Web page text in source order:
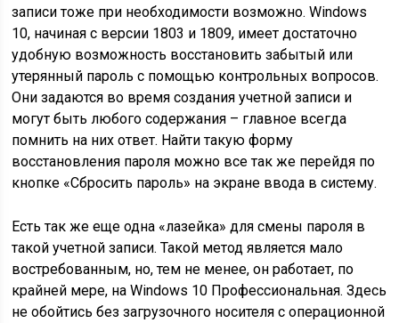
записи тоже при необходимости возможно. Windows
10, начиная с версии 1803 и 1809, имеет достаточно
удобную возможность восстановить забытый или
утерянный пароль с помощью контрольных вопросов.
Они задаются во время создания учетной записи и
могут быть любого содержания – главное всегда
помнить на них ответ. Найти такую форму
восстановления пароля можно все так же перейдя по
кнопке «Сбросить пароль» на экране ввода в систему.
Есть так же еще одна «лазейка» для смены пароля в
такой учетной записи. Такой метод является мало
востребованным, но, тем не менее, он работает, по
крайней мере, на Windows 10 Профессиональная. Здесь
не обойтись без загрузочного носителя с операционной